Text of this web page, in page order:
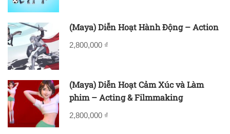
(Maya) Diễn Hoạt Hành Động – Action
2,800,000 ₫
(Maya) Diễn Hoạt Cảm Xúc và Làm
phim – Acting & Filmmaking
2,800,000 ₫